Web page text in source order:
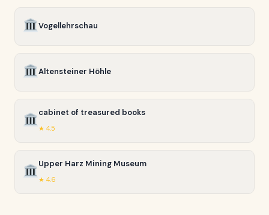
Vogellehrschau
Altensteiner Höhle
cabinet of treasured books
★ 4.5
Upper Harz Mining Museum
★ 4.6